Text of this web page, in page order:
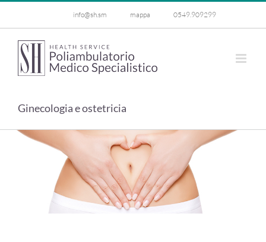
info@sh.sm mappa 0549.909299
Ginecologia e ostetricia